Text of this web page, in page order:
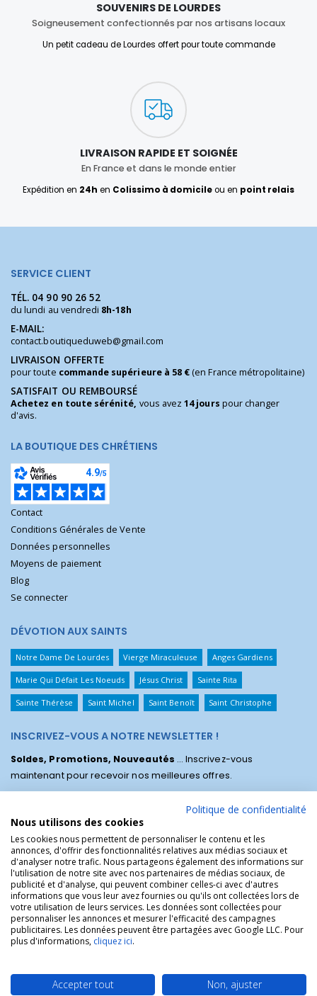
SOUVENIRS DE LOURDES
Soigneusement confectionnés par nos artisans locaux
Un petit cadeau de Lourdes offert pour toute commande
LIVRAISON RAPIDE ET SOIGNÉE
En France et dans le monde entier
Expédition en 24h en Colissimo à domicileou en point relais
SERVICE CLIENT
TÉL. 04 90 90 26 52
du lundi au vendredi 8h-18h
E-MAIL:
contact.boutiqueduweb@gmail.com
LIVRAISON OFFERTE
pour toute commande supérieure à 58 €(en France métropolitaine)
SATISFAIT OU REMBOURSÉ
Achetez en toute sérénité, vous avez14 jours pour changer
d'avis.
LA BOUTIQUE DES CHRÉTIENS
Contact
Conditions Générales de Vente
Données personnelles
Moyens de paiement
Blog
Se connecter
DÉVOTION AUX SAINTS
Notre Dame De Lourdes Vierge Miraculeuse Anges Gardiens
Marie Qui Défait Les Noeuds Jésus Christ Sainte Rita
Sainte Thérèse Saint Michel Saint Benoît Saint Christophe
INSCRIVEZ-VOUS A NOTRE NEWSLETTER !
Soldes, Promotions, Nouveautés ... Inscrivez-vous
maintenant pour recevoir nos meilleures offres.
La Boutique des Chrétiens © | La boutique religieuse chrétienne de
référence !.
Politique de confidentialité
Nous utilisons des cookies
Les cookies nous permettent de personnaliser le contenu et les
annonces, d'offrir des fonctionnalités relatives aux médias sociaux et
d'analyser notre trafic. Nous partageons également des informations sur
l'utilisation de notre site avec nos partenaires de médias sociaux, de
publicité et d'analyse, qui peuvent combiner celles-ci avec d'autres
informations que vous leur avez fournies ou qu'ils ont collectées lors de
votre utilisation de leurs services. Les données sont collectées pour
personnaliser les annonces et mesurer l'efficacité des campagnes
publicitaires. Les données peuvent être partagées avec Google LLC. Pour
plus d'informations, cliquez ici.
Accepter tout Non, ajuster